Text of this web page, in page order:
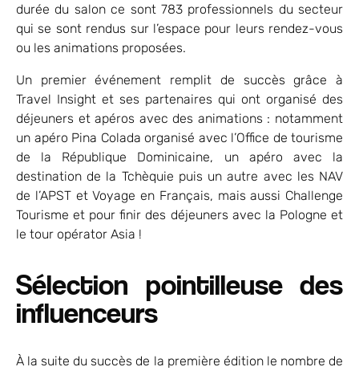
durée du salon ce sont 783 professionnels du secteur
qui se sont rendus sur l’espace pour leurs rendez-vous
ou les animations proposées.
Un premier événement remplit de succès grâce à
Travel Insight et ses partenaires qui ont organisé des
déjeuners et apéros avec des animations : notamment
un apéro Pina Colada organisé avec l’Office de tourisme
de la République Dominicaine, un apéro avec la
destination de la Tchèquie puis un autre avec les NAV
de l’APST et Voyage en Français, mais aussi Challenge
Tourisme et pour finir des déjeuners avec la Pologne et
le tour opérator Asia !
Sélection pointilleuse des
influenceurs
À la suite du succès de la première édition le nombre de